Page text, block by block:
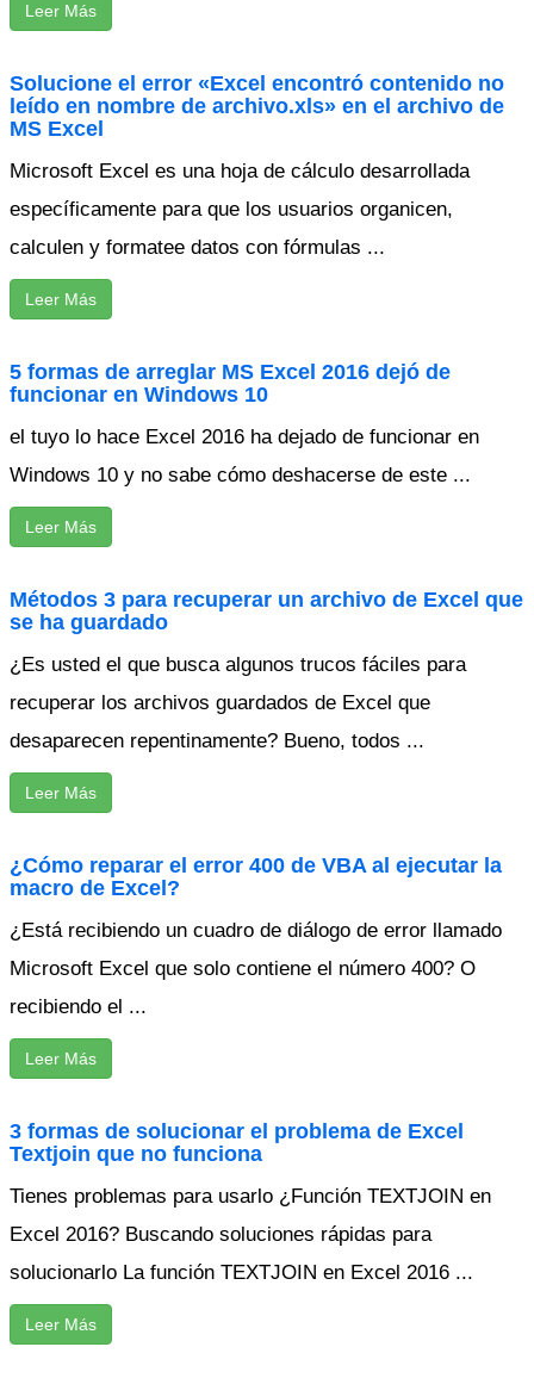
Leer Más
Solucione el error «Excel encontró contenido no
leído en nombre de archivo.xls» en el archivo de
MS Excel
Microsoft Excel es una hoja de cálculo desarrollada
específicamente para que los usuarios organicen,
calculen y formatee datos con fórmulas ...
Leer Más
5 formas de arreglar MS Excel 2016 dejó de
funcionar en Windows 10
el tuyo lo hace Excel 2016 ha dejado de funcionar en
Windows 10 y no sabe cómo deshacerse de este ...
Leer Más
Métodos 3 para recuperar un archivo de Excel que
se ha guardado
¿Es usted el que busca algunos trucos fáciles para
recuperar los archivos guardados de Excel que
desaparecen repentinamente? Bueno, todos ...
Leer Más
¿Cómo reparar el error 400 de VBA al ejecutar la
macro de Excel?
¿Está recibiendo un cuadro de diálogo de error llamado
Microsoft Excel que solo contiene el número 400? O
recibiendo el ...
Leer Más
3 formas de solucionar el problema de Excel
Textjoin que no funciona
Tienes problemas para usarlo ¿Función TEXTJOIN en
Excel 2016? Buscando soluciones rápidas para
solucionarlo La función TEXTJOIN en Excel 2016 ...
Leer Más